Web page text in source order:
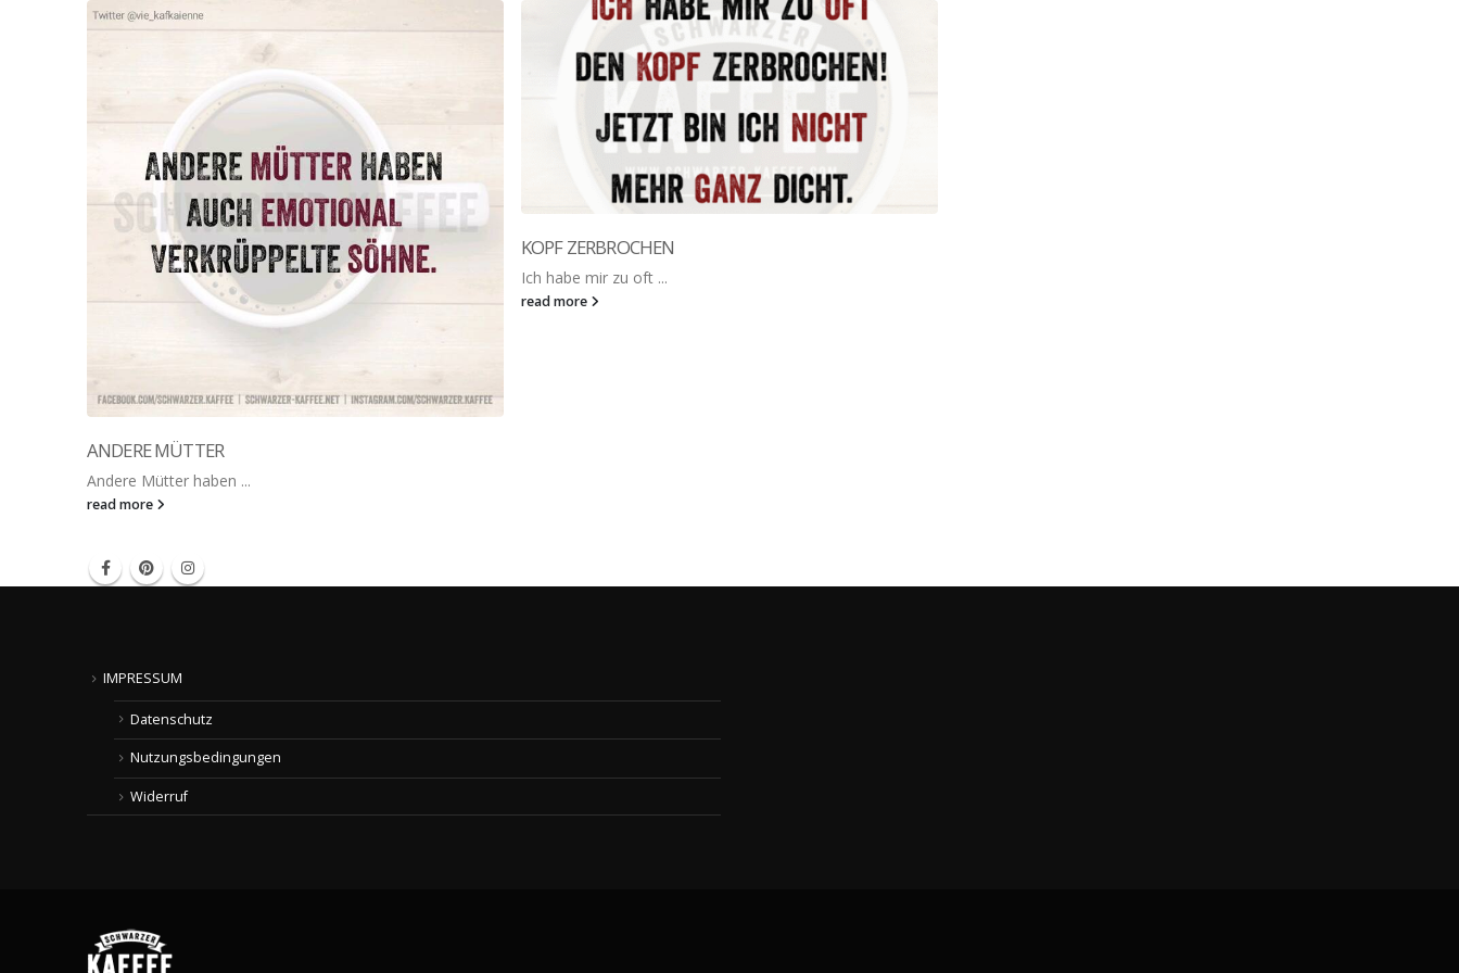
ANDERE MÜTTER
Andere Mütter haben ...
read more
KOPF ZERBROCHEN
Ich habe mir zu oft ...
read more
IMPRESSUM
Datenschutz
Nutzungsbedingungen
Widerruf